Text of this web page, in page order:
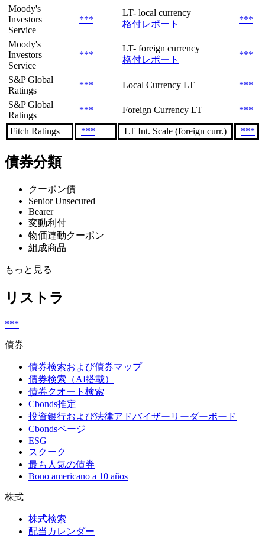
Moody's
Investors
Service
***
LT- local currency
格付レポート
***
Moody's
Investors
Service
***
LT- foreign currency
格付レポート
***
S&P Global
Ratings
*** Local Currency LT
***
S&P Global
Ratings
*** Foreign Currency LT ***
Fitch Ratings *** LT Int. Scale (foreign curr.) ***
債券分類
クーポン債
Senior Unsecured
Bearer
変動利付
物価連動クーポン
組成商品
もっと見る
リストラ
***
債券
債券検索および債券マップ
債券検索（AI搭載）
債券クオート検索
Cbonds推定
投資銀行および法律アドバイザーリーダーボード
Cbondsページ
ESG
スクーク
最も人気の債券
Bono americano a 10 años
株式
株式検索
配当カレンダー